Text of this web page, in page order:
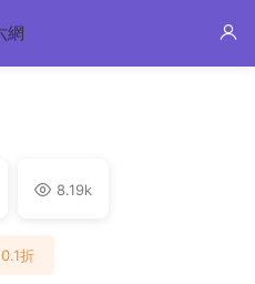
8.19k
0.1折